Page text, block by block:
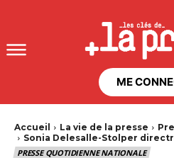
ME
Accueil La vie de la presse
Sonia Delesalle-Stolper
PRESSE QUOTIDIENNE NATIONALE